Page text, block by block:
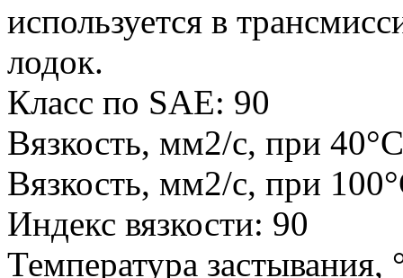
используется в
лодок.
Класс по SAE: 90
Вязкость, мм2/с, при
Вязкость, мм2/с, при
Индекс вязкости: 90
Температура застывания,